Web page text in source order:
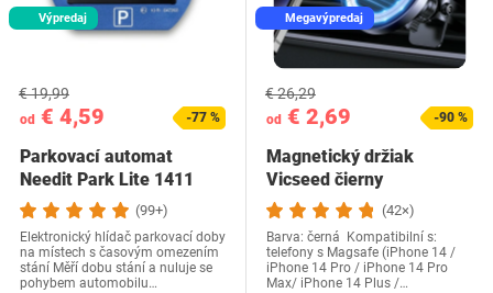
Výpredaj
od € 4,59
€ 19,99
-77 %
Parkovací automat
Needit Park Lite 1411
(99+)
Elektronický hlídač parkovací doby
na místech s časovým omezením
stání Měří dobu stání a nuluje se
pohybem automobilu…
Megavýpredaj
od € 2,69
€ 26,29
-90 %
Magnetický držiak
Vicseed čierny
(42×)
Barva: černá Kompatibilní s:
telefony s Magsafe (iPhone 14 /
iPhone 14 Pro / iPhone 14 Pro
Max/ iPhone 14 Plus /…